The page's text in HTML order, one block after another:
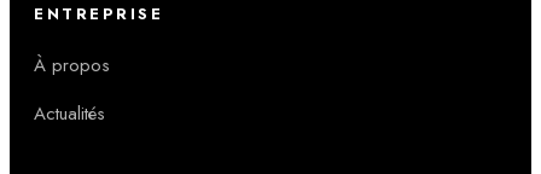
ENTREPRISE
À propos
Actualités